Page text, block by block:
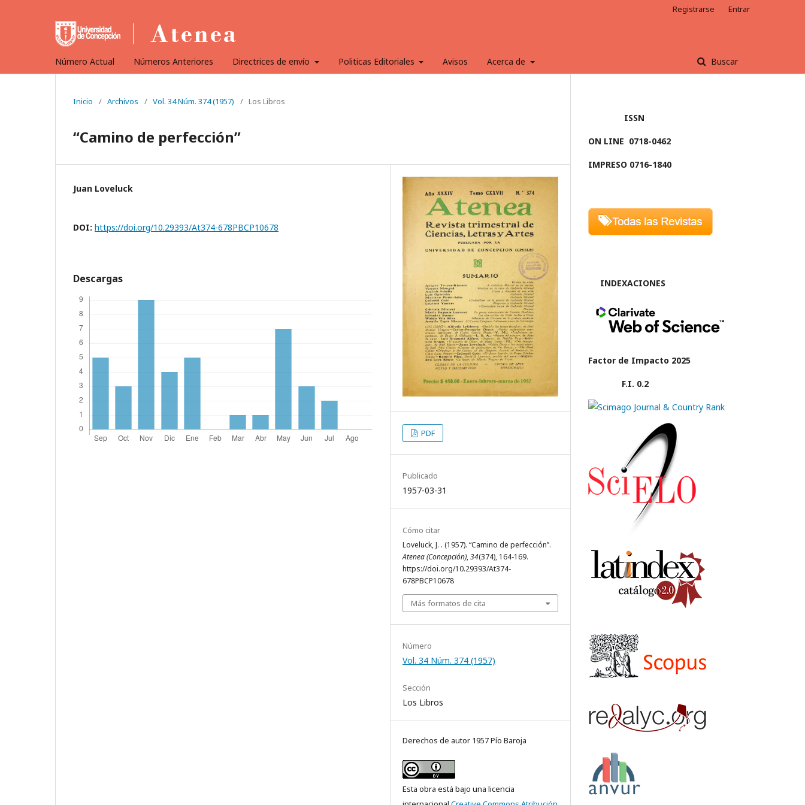
Número Actual Números Anteriores Directrices de envío Politicas Editoriales Avisos Acerca de Buscar
Registrarse Entrar
Inicio / Archivos / Vol. 34 Núm. 374 (1957) / Los Libros
“Camino de perfección”
Juan Loveluck
DOI: https://doi.org/10.29393/At374-678PBCP10678
Descargas
PDF
Publicado
1957-03-31
Cómo citar
Loveluck, J. . (1957). “Camino de perfección”.
Atenea (Concepción),34(374), 164-169.
https://doi.org/10.29393/At374-
678PBCP10678
Más formatos de cita
Número
Vol. 34 Núm. 374 (1957)
Sección
Los Libros
Derechos de autor 1957 Pío Baroja
Esta obra está bajo una licencia
ISSN
ON LINE 0718-0462
IMPRESO 0716-1840
INDEXACIONES
Factor de Impacto 2025
F.I. 0.2